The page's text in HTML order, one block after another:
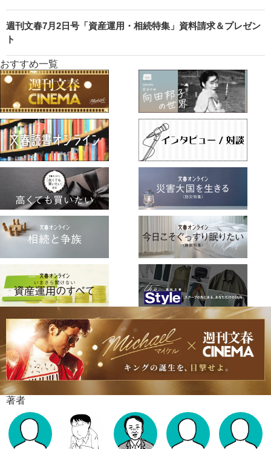
週刊文春7月2日号「資産運用・相続特集」資料請求＆プレゼン
ト
おすすめ一覧
著者